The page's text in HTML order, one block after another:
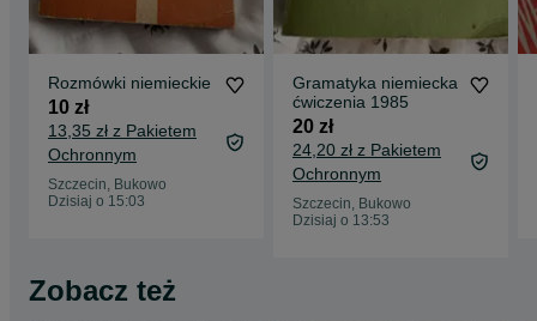
Rozmówki niemieckie
10 zł
13,35 zł z Pakietem
Ochronnym
Szczecin, Bukowo
Dzisiaj o 15:03
Gramatyka niemiecka
ćwiczenia 1985
20 zł
24,20 zł z Pakietem
Ochronnym
Szczecin, Bukowo
Dzisiaj o 13:53
Zobacz też